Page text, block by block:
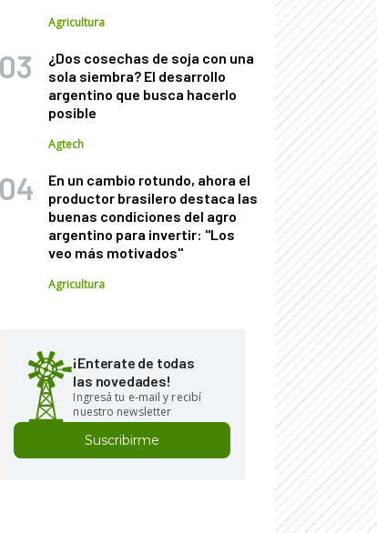
Agricultura
¿Dos cosechas de soja con una
sola siembra? El desarrollo
argentino que busca hacerlo
posible
Agtech
En un cambio rotundo, ahora el
productor brasilero destaca las
buenas condiciones del agro
argentino para invertir: "Los
veo más motivados"
Agricultura
¡Enterate de todas
las novedades!
Ingresá tu e-mail y recibí
nuestro newsletter
Suscribirme